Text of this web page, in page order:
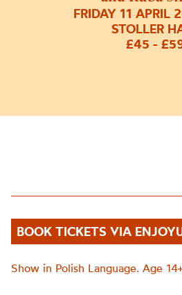
FRIDAY 11 APRIL
STOLLER
£45 -
BOOK TICKETS VIA
Show in Polish Language. Age